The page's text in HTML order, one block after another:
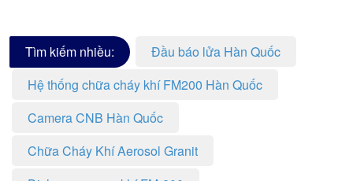
Tìm kiếm nhiều:
Đầu báo lửa Hàn Quốc
Hệ thống chữa cháy khí FM200 Hàn Quốc
Camera CNB Hàn Quốc
Chữa Cháy Khí Aerosol Granit